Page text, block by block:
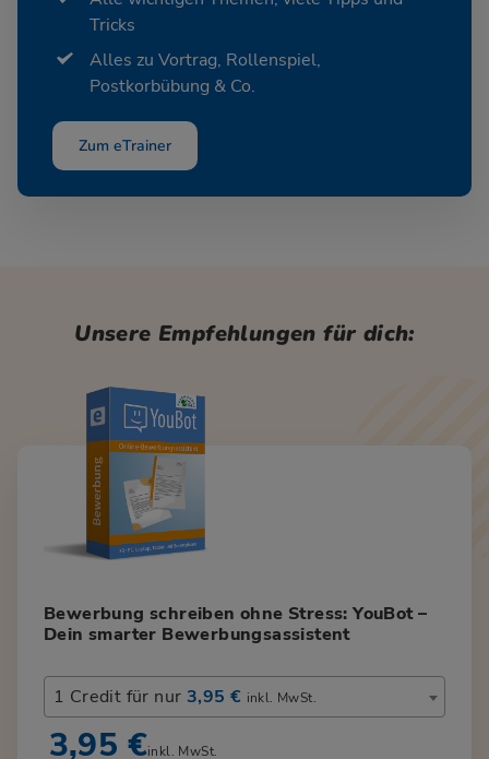
Tricks
Alles zu Vortrag, Rollenspiel,
Postkorbübung & Co.
Zum eTrainer
Unsere Empfehlungen für dich:
Bewerbung schreiben ohne Stress: YouBot –
Dein smarter Bewerbungsassistent
1 Credit für nur 3,95 € inkl. MwSt.
3,95 €inkl. MwSt.